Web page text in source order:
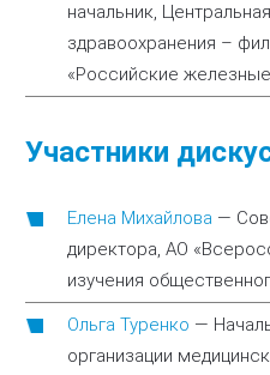
начальник,
здравоохранения –
«Российские
Участники
Елена Михайлова —
директора, АО
изучения
Ольга Туренко —
организации